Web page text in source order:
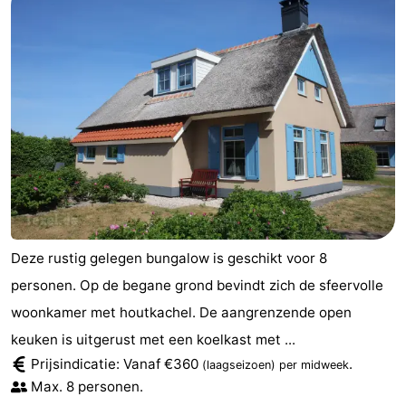
Deze rustig gelegen bungalow is geschikt voor 8
personen. Op de begane grond bevindt zich de sfeervolle
woonkamer met houtkachel. De aangrenzende open
keuken is uitgerust met een koelkast met ...
Prijsindicatie: Vanaf €360 (laagseizoen) per midweek.
Max. 8 personen.